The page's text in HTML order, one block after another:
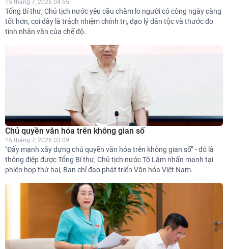
15 tháng 7, 2026 04:55
Tổng Bí thư, Chủ tịch nước yêu cầu chăm lo người có công ngày càng
tốt hơn, coi đây là trách nhiệm chính trị, đạo lý dân tộc và thước đo
tính nhân văn của chế độ.
Chủ quyền văn hóa trên không gian số
15 tháng 7, 2026 03:09
"Đẩy mạnh xây dựng chủ quyền văn hóa trên không gian số” - đó là
thông điệp được Tổng Bí thư, Chủ tịch nước Tô Lâm nhấn mạnh tại
phiên họp thứ hai, Ban chỉ đạo phát triển Văn hóa Việt Nam.